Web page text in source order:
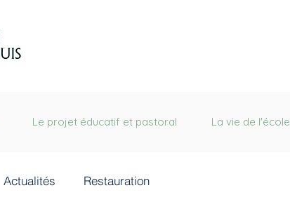
Le projet éducatif et pastoral La vie de l'école
Actualités Restauration